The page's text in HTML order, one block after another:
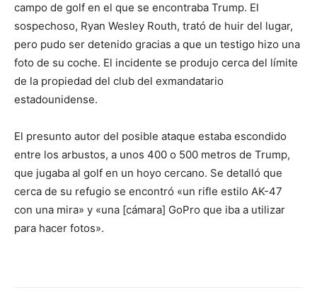
campo de golf en el que se encontraba Trump. El
sospechoso, Ryan Wesley Routh, trató de huir del lugar,
pero pudo ser detenido gracias a que un testigo hizo una
foto de su coche. El incidente se produjo cerca del límite
de la propiedad del club del exmandatario
estadounidense.
El presunto autor del posible ataque estaba escondido
entre los arbustos, a unos 400 o 500 metros de Trump,
que jugaba al golf en un hoyo cercano. Se detalló que
cerca de su refugio se encontró «un rifle estilo AK-47
con una mira» y «una [cámara] GoPro que iba a utilizar
para hacer fotos».